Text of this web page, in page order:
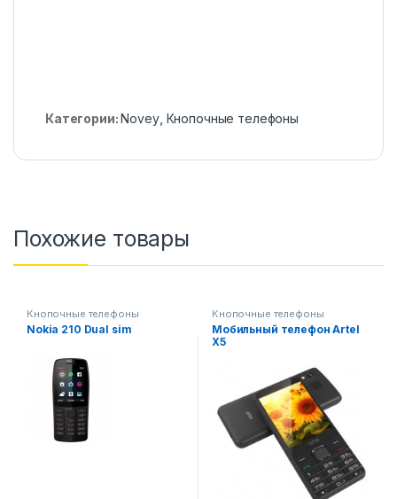
Категории:Novey, Кнопочные телефоны
Похожие товары
Кнопочные телефоны
Nokia 210 Dual sim
Кнопочные телефоны
Мобильный телефон Artel
X5